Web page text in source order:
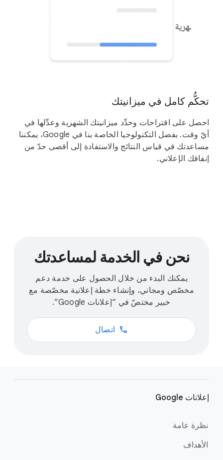
الشهرية
تحكُّم كامل في ميزانيتك
احصل على اقتراحات وحدِّد ميزانيتك الشهرية وعدِّلها في
أيّ وقت. بفضل التكنولوجيا الخاصة بنا في Google، يمكننا
مساعدتك في قياس النتائج والاستفادة إلى أقصى حدّ من
إنفاقك الإعلاني.
نحن في الخدمة لمساعدتك
يمكنك البدء من خلال الحصول على خدمة دعم
مخصّص ومجاني، وإنشاء خطة إعلانية مخصّصة مع
خبير مختصّ في “إعلانات Google”.
call اتصال
إعلانات Google
نظرة عامة
الأهداف